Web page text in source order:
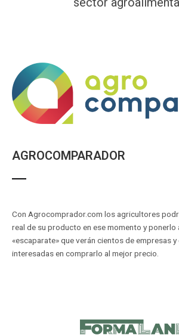
AGROCOMPARADOR
Con Agrocomprador.com los agricultores
real de su producto en ese momento y ponerlo
«escaparate» que verán cientos de empresas
interesadas en comprarlo al mejor precio.